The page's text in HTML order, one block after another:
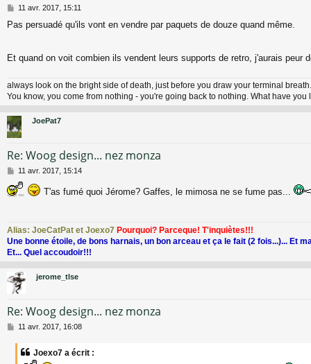
M
s
g
11 avr. 2017, 15:11
Pas persuadé qu'ils vont en vendre par paquets de douze quand même.
Et quand on voit combien ils vendent leurs supports de retro, j'aurais peur
always look on the bright side of death, just before you draw your terminal
You know, you come from nothing - you're going back to nothing. What have you
JoePat7
Re: Woog design... nez monza
M
e
s
e
11 avr. 2017, 15:14
T'as fumé quoi Jérome? Gaffes, le mimosa ne se fume pas...
Alias: JoeCatPat et Joexo7 Pourquoi? Parceque! T'inquiètes!!!
Une bonne étoile, de bons harnais, un bon arceau et ça le fait (2 fois...)... Et
Et... Quel accoudoir!!!
jerome_tlse
Re: Woog design... nez monza
M11 avr. 2017, 16:08
Joexo7 a écrit :